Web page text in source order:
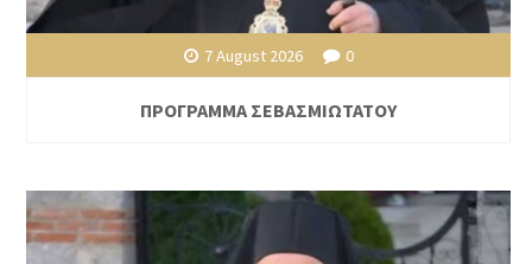
7 August 2026 0
ΠΡΟΓΡΑΜΜΑ ΣΕΒΑΣΜΙΩΤΑΤΟΥ